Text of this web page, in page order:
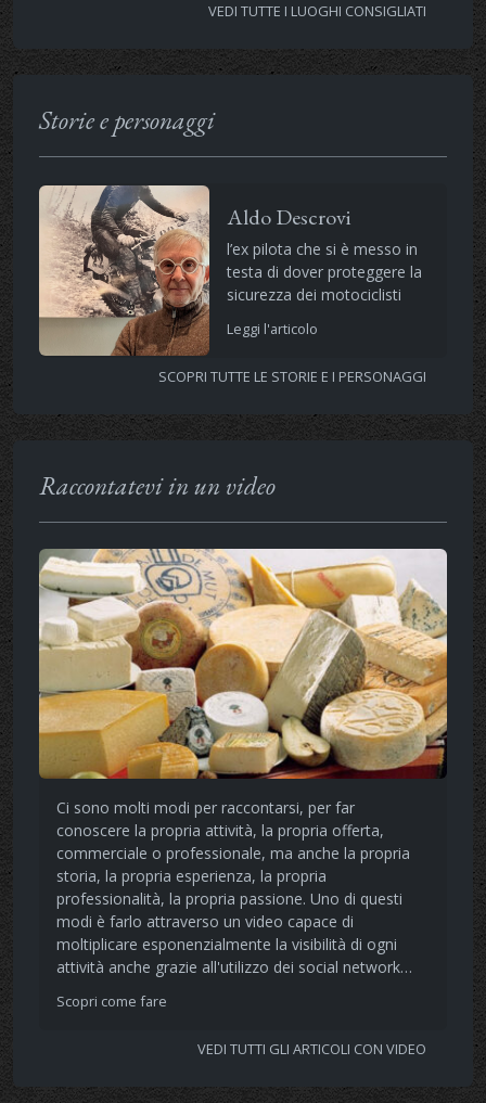
VEDI TUTTE I LUOGHI CONSIGLIATI
Storie e personaggi
Aldo Descrovi
l’ex pilota che si è messo in
testa di dover proteggere la
sicurezza dei motociclisti
Leggi l'articolo
SCOPRI TUTTE LE STORIE E I PERSONAGGI
Raccontatevi in un video
Ci sono molti modi per raccontarsi, per far
conoscere la propria attività, la propria offerta,
commerciale o professionale, ma anche la propria
storia, la propria esperienza, la propria
professionalità, la propria passione. Uno di questi
modi è farlo attraverso un video capace di
moltiplicare esponenzialmente la visibilità di ogni
attività anche grazie all'utilizzo dei social network…
Scopri come fare
VEDI TUTTI GLI ARTICOLI CON VIDEO